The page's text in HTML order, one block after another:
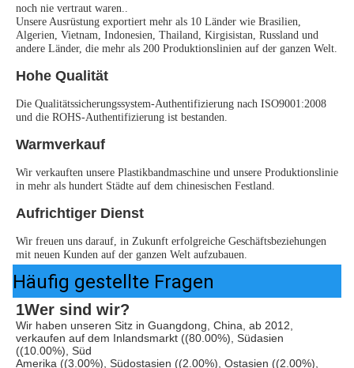
noch nie vertraut waren..
Unsere Ausrüstung exportiert mehr als 10 Länder wie Brasilien,
Algerien, Vietnam, Indonesien, Thailand, Kirgisistan, Russland und
andere Länder, die mehr als 200 Produktionslinien auf der ganzen Welt.
Hohe Qualität
Die Qualitätssicherungssystem-Authentifizierung nach ISO9001:2008
und die ROHS-Authentifizierung ist bestanden.
Warmverkauf
Wir verkauften unsere Plastikbandmaschine und unsere Produktionslinie
in mehr als hundert Städte auf dem chinesischen Festland.
Aufrichtiger Dienst
Wir freuen uns darauf, in Zukunft erfolgreiche Geschäftsbeziehungen
mit neuen Kunden auf der ganzen Welt aufzubauen.
Häufig gestellte Fragen
1Wer sind wir?
Wir haben unseren Sitz in Guangdong, China, ab 2012,
verkaufen auf dem Inlandsmarkt ((80.00%), Südasien
((10.00%), Süd
Amerika ((3.00%), Südostasien ((2.00%), Ostasien ((2.00%),